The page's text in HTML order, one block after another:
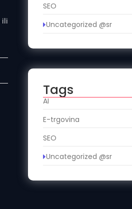
ili
SEO
Uncategorized @sr
Tags
AI
E-trgovina
SEO
Uncategorized @sr